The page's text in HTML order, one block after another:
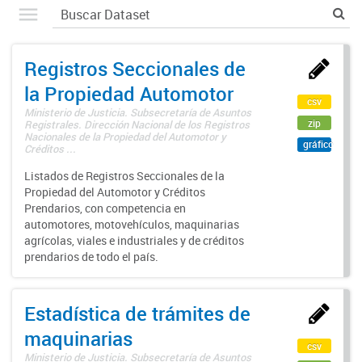
Registros Seccionales de
la Propiedad Automotor
Ministerio de Justicia. Subsecretaría de Asuntos
Registrales. Dirección Nacional de los Registros
Nacionales de la Propiedad del Automotor y
Créditos ...
Listados de Registros Seccionales de la
Propiedad del Automotor y Créditos
Prendarios, con competencia en
automotores, motovehículos, maquinarias
agrícolas, viales e industriales y de créditos
prendarios de todo el país.
csv
zip
gráfico
Estadística de trámites de
maquinarias
Ministerio de Justicia. Subsecretaría de Asuntos
csv